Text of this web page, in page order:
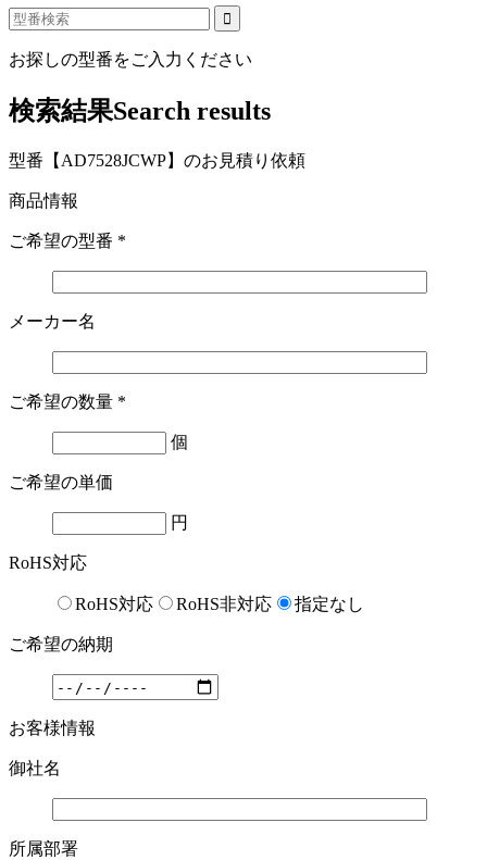
お探しの型番をご入力ください
検索結果Search results
型番【AD7528JCWP】のお見積り依頼
商品情報
ご希望の型番 *
メーカー名
ご希望の数量 *
個
ご希望の単価
円
RoHS対応
RoHS対応 RoHS非対応 指定なし
ご希望の納期
お客様情報
御社名
所属部署